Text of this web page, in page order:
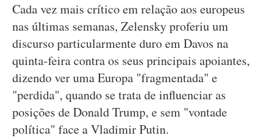
Cada vez mais crítico em relação aos europeus
nas últimas semanas, Zelensky proferiu um
discurso particularmente duro em Davos na
quinta-feira contra os seus principais apoiantes,
dizendo ver uma Europa "fragmentada" e
"perdida", quando se trata de influenciar as
posições de Donald Trump, e sem "vontade
política" face a Vladimir Putin.